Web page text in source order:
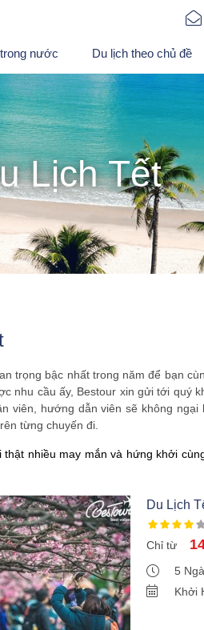
nước Du lịch theo chủ đề
Lịch Tết
trọng bậc nhất trong năm để bạn
nhu cầu ấy, Bestour xin gửi tới quý
viên, hướng dẫn viên sẽ không
từng chuyến đi.
thật nhiều may mắn và hứng khởi
Du Lịch
Chỉ từ
5
Khởi